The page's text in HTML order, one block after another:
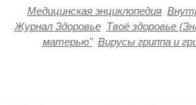
Медицинская энциклопедия
Журнал Здоровье Твоё здоровье
матерью" Вирусы гриппа и